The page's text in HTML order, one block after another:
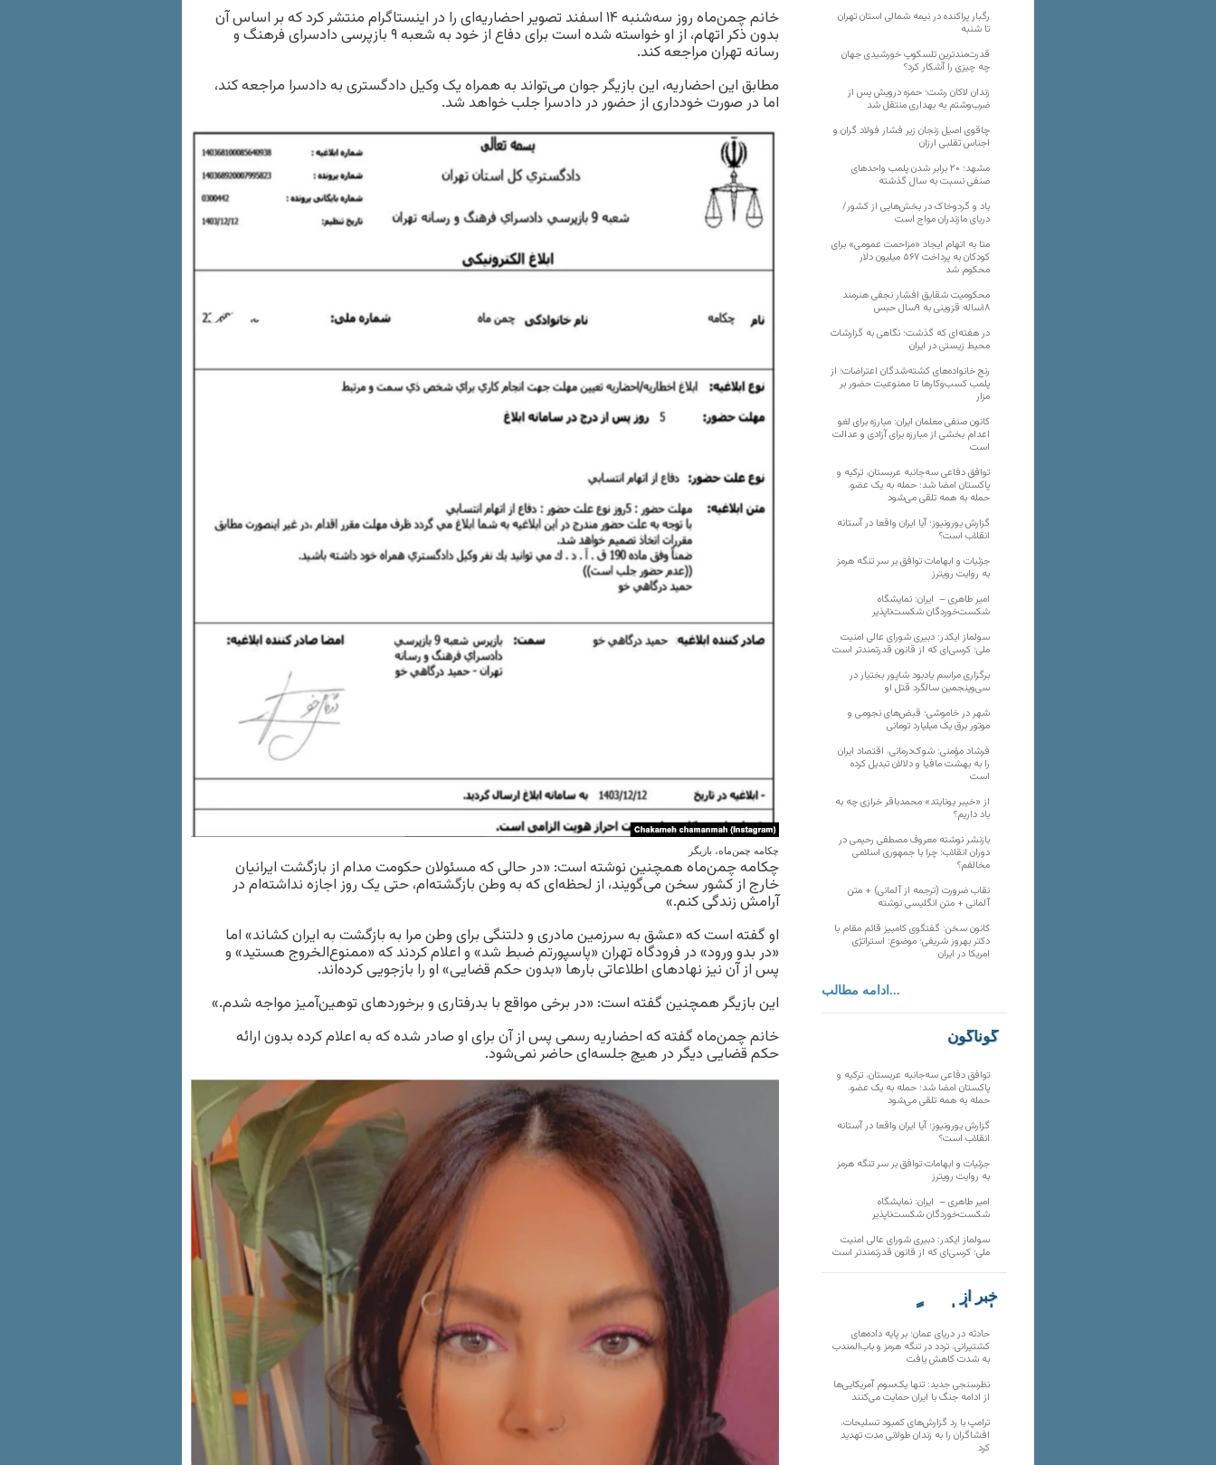
خانم چمن‌ماه روز سه‌شنبه ۱۴ اسفند تصویر احضاریه‌ای را در اینستاگرام منتشر کرد که بر اساس آن
بدون ذکر اتهام، از او خواسته شده است برای دفاع از خود به شعبه ۹ بازپرسی دادسرای فرهنگ و
رسانه تهران مراجعه کند.
مطابق این احضاریه، این بازیگر جوان می‌تواند به همراه یک وکیل دادگستری به دادسرا مراجعه کند،
اما در صورت خودداری از حضور در دادسرا جلب خواهد شد.
چکامه چمن‌ماه، بازیگر
چکامه چمن‌ماه همچنین نوشته است: «در حالی که مسئولان حکومت مدام از بازگشت ایرانیان
خارج از کشور سخن می‌گویند، از لحظه‌ای که به وطن بازگشته‌ام، حتی یک روز اجازه نداشته‌ام در
آرامش زندگی کنم.»
او گفته است که «عشق به سرزمین مادری و دلتنگی برای وطن مرا به بازگشت به ایران کشاند» اما
«در بدو ورود» در فرودگاه تهران «پاسپورتم ضبط شد» و اعلام کردند که «ممنوع‌الخروج هستید» و
پس از آن نیز نهادهای اطلاعاتی بارها «بدون حکم قضایی» او را بازجویی کرده‌اند.
این بازیگر همچنین گفته است: «در برخی مواقع با بدرفتاری و برخوردهای توهین‌آمیز مواجه شدم.»
خانم چمن‌ماه گفته که احضاریه رسمی پس از آن برای او صادر شده که به اعلام کرده بدون ارائه
حکم قضایی دیگر در هیچ جلسه‌ای حاضر نمی‌شود.
رگبار پراکنده در نیمه شمالی استان تهران
تا شنبه
قدرت‌مندترین تلسکوپ خورشیدی جهان
چه چیزی را آشکار کرد؟
زندان لاکان رشت؛ حمزه درویش پس از
ضرب‌وشتم به بهداری منتقل شد
چاقوی اصیل زنجان زیر فشار فولاد گران و
اجناس تقلبی ارزان
مشهد؛ ۲۰ برابر شدن پلمب واحدهای
صنفی نسبت به سال گذشته
باد و گردوخاک در بخش‌هایی از کشور/
دریای مازندران مواج است
متا به اتهام ایجاد «مزاحمت عمومی» برای
کودکان به پرداخت ۵۶۷ میلیون دلار
محکوم شد
محکومیت شقایق افشار نجفی هنرمند
۱۸ساله قزوینی به ۹سال حبس
در هفته‌ای که گذشت؛ نگاهی به گزارشات
محیط زیستی در ایران
رنج خانواده‌های کشته‌شدگان اعتراضات؛ از
پلمب کسب‌وکارها تا ممنوعیت حضور بر
مزار
کانون صنفی معلمان ایران: مبارزه برای لغو
اعدام بخشی از مبارزه برای آزادی و عدالت
است
توافق دفاعی سه‌جانبه عربستان، ترکیه و
پاکستان امضا شد؛ حمله به یک عضو،
حمله به همه تلقی می‌شود
گزارش یورونیوز؛ آیا ایران واقعا در آستانه
انقلاب است؟
جزئیات و ابهامات توافق بر سر تنگه هرمز
به روایت رویترز
امیر طاهری – ایران: نمایشگاه
شکست‌خوردگان شکست‌ناپذیر
سولماز ایکدر: دبیری شورای عالی امنیت
ملی؛ کرسی‌ای که از قانون قدرتمندتر است
برگزاری مراسم یادبود شاپور بختیار در
سی‌وپنجمین سالگرد قتل او
شهر در خاموشی؛ قبض‌های نجومی و
موتور برق یک میلیارد تومانی
فرشاد مؤمنی: شوک‌درمانی، اقتصاد ایران
را به بهشت مافیا و دلالان تبدیل کرده
است
از «خیبر یونایتد» محمدباقر خرازی چه به
یاد داریم؟
بازنشر نوشته معروف مصطفی رحیمی در
دوران انقلاب: چرا با جمهوری اسلامی
مخالفم؟
نقاب ضرورت (ترجمه از آلمانی) + متن
آلمانی + متن انگلیسی نوشته
کانون سخن: گفتگوی کامبیز قائم مقام با
دکتر بهروز شریفی؛ موضوع: استراتژی
امریکا در ایران
ادامه مطالب...
گوناگون
توافق دفاعی سه‌جانبه عربستان، ترکیه و
پاکستان امضا شد؛ حمله به یک عضو،
حمله به همه تلقی می‌شود
گزارش یورونیوز؛ آیا ایران واقعا در آستانه
انقلاب است؟
جزئیات و ابهامات توافق بر سر تنگه هرمز
به روایت رویترز
امیر طاهری – ایران: نمایشگاه
شکست‌خوردگان شکست‌ناپذیر
سولماز ایکدر: دبیری شورای عالی امنیت
ملی؛ کرسی‌ای که از قانون قدرتمندتر است
خبر از
تارنماهای دیگر
حادثه در دریای عمان؛ بر پایه داده‌های
کشتیرانی، تردد در تنگه هرمز و باب‌المندب
به شدت کاهش یافت
نظرسنجی جدید: تنها یک‌سوم آمریکایی‌ها
از ادامه جنگ با ایران حمایت می‌کنند
ترامپ با رد گزارش‌های کمبود تسلیحات،
افشاگران را به زندان طولانی مدت تهدید
کرد